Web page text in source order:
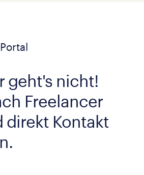
geht's nicht!
Freelancer
direkt Kontakt